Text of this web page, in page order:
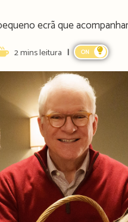
ecrã que
2 mins leitura ON